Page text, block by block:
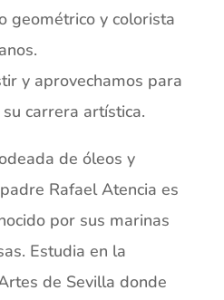
geométrico y colorista
y aprovechamos para
carrera artística.
de óleos y
Rafael Atencia es
por sus marinas
Estudia en la
de Sevilla donde